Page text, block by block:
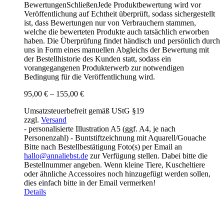
BewertungenSchließenJede Produktbewertung wird vor
Veröffentlichung auf Echtheit überprüft, sodass sichergestellt
ist, dass Bewertungen nur von Verbrauchern stammen,
welche die bewerteten Produkte auch tatsächlich erworben
haben. Die Überprüfung findet händisch und persönlich durch
uns in Form eines manuellen Abgleichs der Bewertung mit
der Bestellhistorie des Kunden statt, sodass ein
vorangegangenen Produkterwerb zur notwendigen
Bedingung für die Veröffentlichung wird.
95,00 € – 155,00 €Preisspanne:
bis
Umsatzsteuerbefreit gemäß UStG §19
zzgl. Versand
- personalisierte Illustration A5 (ggf. A4, je nach
Personenzahl) - Buntstiftzeichnung mit Aquarell/Gouache
Bitte nach Bestellbestätigung Foto(s) per Email an
hallo@annaliebst.de zur Verfügung stellen. Dabei bitte die
Bestellnummer angeben. Wenn kleine Tiere, Kuscheltiere
oder ähnliche Accessoires noch hinzugefügt werden sollen,
dies einfach bitte in der Email vermerken!
Details